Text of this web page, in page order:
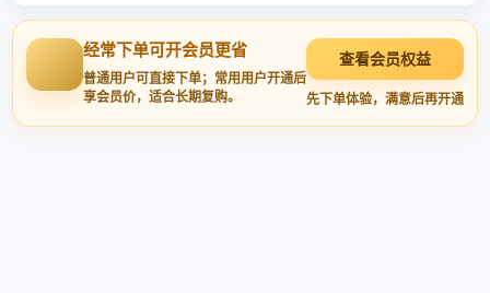
经常下单可开会员更省
普通用户可直接下单；常用用户开通后
享会员价，适合长期复购。
查看会员权益
先下单体验，满意后再开通